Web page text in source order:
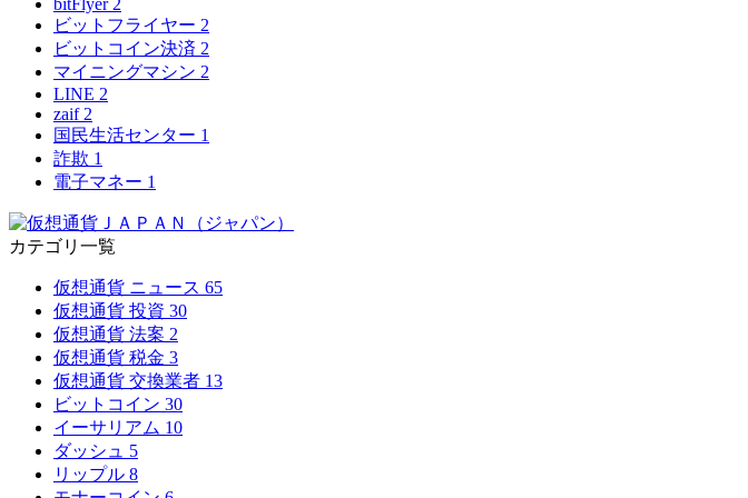
ビットフライヤー 2
ビットコイン決済 2
マイニングマシン 2
LINE 2
zaif 2
国民生活センター 1
詐欺 1
電子マネー 1
カテゴリ一覧
仮想通貨 ニュース 65
仮想通貨 投資 30
仮想通貨 法案 2
仮想通貨 税金 3
仮想通貨 交換業者 13
ビットコイン 30
イーサリアム 10
ダッシュ 5
リップル 8